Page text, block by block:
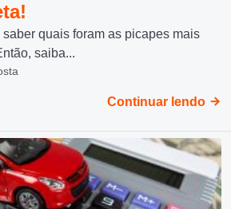
quais foram as picapes mais
saiba...
Continuar lendo